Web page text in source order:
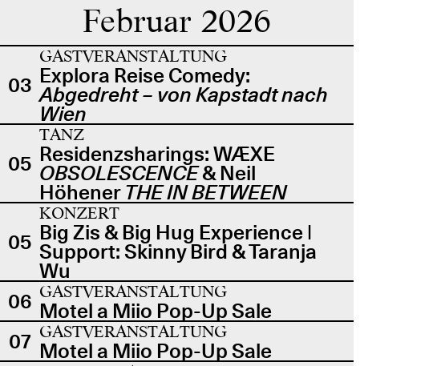
Februar 2026
03
GASTVERANSTALTUNG
Explora Reise Comedy:
Abgedreht – von Kapstadt nach
Wien
05
TANZ
Residenzsharings: WÆXE
OBSOLESCENCE& Neil
Höhener THE IN BETWEEN
05
KONZERT
Big Zis & Big Hug Experience |
Support: Skinny Bird & Taranja
Wu
06 GASTVERANSTALTUNG
Motel a Miio Pop-Up Sale
07 GASTVERANSTALTUNG
Motel a Miio Pop-Up Sale